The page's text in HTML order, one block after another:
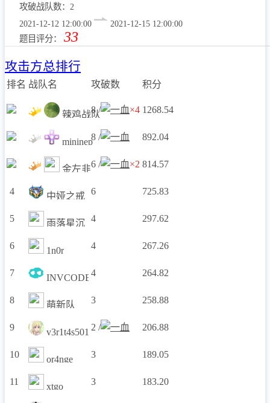
攻破战队数：2
2021-12-12 12:00:00
2021-12-15 12:00:00
题目评分： 33
攻击方总排行
排名 战队名 攻破数 积分
辣鸡战队
8 / ×4 1268.54
mininep8 / 892.04
金左韭6 / ×2 814.57
4 中娅之戒 6 725.83
5 雨落星沉 4 297.62
6 1n0r 4 267.26
7 INVCODE 4 264.82
8 萌新队 3 258.88
9 v3r1t4s501 2 / 206.88
10 or4nge 3 189.05
11 xtgo 3 183.20